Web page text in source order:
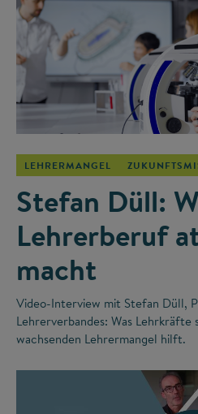
LEHRERMANGEL
Stefan Düll:
Lehrerberuf
macht
Video-Interview mit Stefan Düll,
Lehrerverbandes: Was Lehrkräfte
wachsenden Lehrermangel hilft.